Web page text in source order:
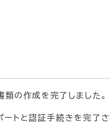
の作成を完了しました。
トと認証手続きを完了さ